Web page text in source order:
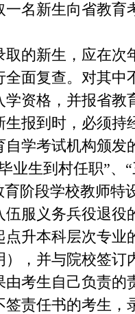
新生向省教育
的新生，应在次
面复查。对其中
资格，并报省教
报到时，必须持
自学考试机构颁发
业生到村任职”、
阶段学校教师特
服义务兵役退役
升本科层次专业
），并与院校签
由考生自己负责
责任书的考生，